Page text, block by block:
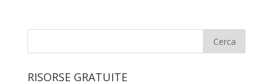
RISORSE GRATUITE